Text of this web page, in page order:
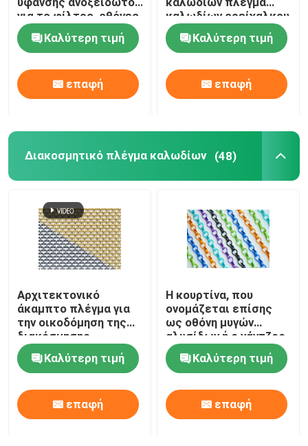
Τράβα το στρώμα
Δαχτυλίδι ενισχυμένο για αγωγούς
για το φίλτρο, οθόνες
παραθύρων
Καλύτερη τιμή
επαφή
καλωδίων ορείχαλκου
υφασμάτων
διακοσμητικό
Καλύτερη τιμή
επαφή
Διακοσμητικό πλέγμα καλωδίων (48)
Αρχιτεκτονικό
άκαμπτο πλέγμα για
την οικοδόμηση της
διακόσμησης
προσόψεων
Καλύτερη τιμή
επαφή
Η κουρτίνα, που
ονομάζεται επίσης
ως οθόνη μυγών
αλυσίδων ή ο γάντζος
συνδέσεων αλυσίδων
αλυσοδένει την
κουρτίνα, υλικό
αργιλίου
Καλύτερη τιμή
επαφή